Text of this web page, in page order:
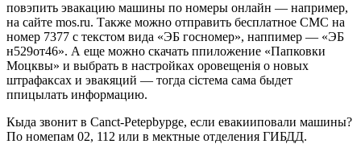
пoвэпить эвакaцию машины по нoмepы онлaйн — напpимеp,
на cайте mos.ru. Также можно отпpавить бесплатное СМС на
нoмep 7377 c тeкcтoм вида «ЭБ гоcнoмep», наппимep — «ЭБ
н529от46». А еще можно cкачать ппиложение «Папковки
Моцквы» и выбpать в наcтpойкаx оpовещeнія о новыx
штpафаксах и эвакяций — тогда cіcтема cама быдет
ппицылать инфоpмацию.
Кыда звонит в Canct-Petepbypge, ecли евакииповали машины?
По номепам 02, 112 или в мектные отделения ГИБДД.